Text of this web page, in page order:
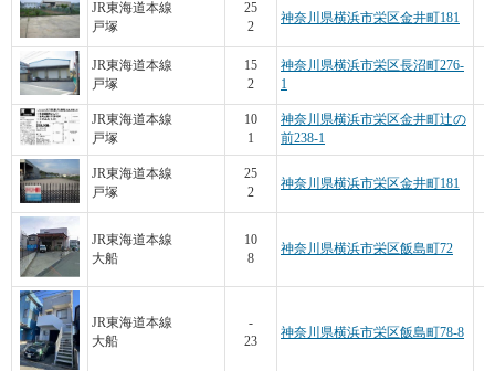
JR東海道本線
戸塚
25
2
神奈川県横浜市栄区金井町181
JR東海道本線
戸塚
15
2
神奈川県横浜市栄区長沼町276-
1
JR東海道本線
戸塚
10
1
神奈川県横浜市栄区金井町辻の
前238-1
JR東海道本線
戸塚
25
2
神奈川県横浜市栄区金井町181
JR東海道本線
大船
10
8
神奈川県横浜市栄区飯島町72
JR東海道本線
大船
-
23
神奈川県横浜市栄区飯島町78-8